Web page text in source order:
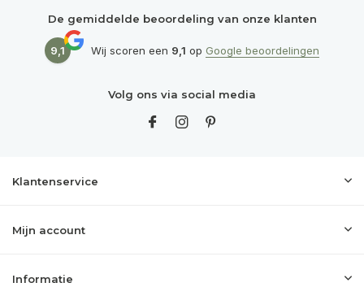
De gemiddelde beoordeling van onze klanten
9,1 Wij scoren een 9,1 op Google beoordelingen
Volg ons via social media
Klantenservice
Mijn account
Informatie